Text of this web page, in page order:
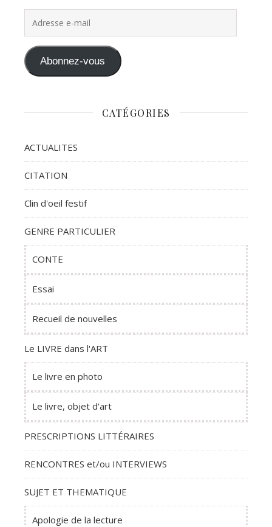
Abonnez-vous
CATÉGORIES
ACTUALITES
CITATION
Clin d'oeil festif
GENRE PARTICULIER
CONTE
Essai
Recueil de nouvelles
Le LIVRE dans l'ART
Le livre en photo
Le livre, objet d'art
PRESCRIPTIONS LITTÉRAIRES
RENCONTRES et/ou INTERVIEWS
SUJET ET THEMATIQUE
Apologie de la lecture